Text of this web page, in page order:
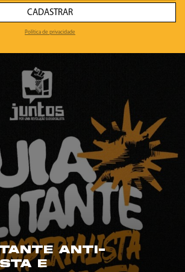
CADASTRAR
Política de privacidade
ANTI-
E